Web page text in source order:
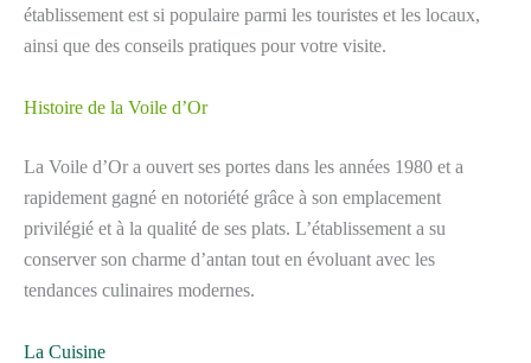
établissement est si populaire parmi les touristes et les locaux,
ainsi que des conseils pratiques pour votre visite.
Histoire de la Voile d’Or
La Voile d’Or a ouvert ses portes dans les années 1980 et a
rapidement gagné en notoriété grâce à son emplacement
privilégié et à la qualité de ses plats. L’établissement a su
conserver son charme d’antan tout en évoluant avec les
tendances culinaires modernes.
La Cuisine